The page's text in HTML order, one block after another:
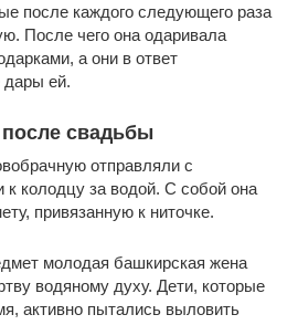
после каждого следующего раза
После чего она одаривала
а они в ответ
ей.
свадьбы
отправляли с
колодцу за водой. С собой она
привязанную к ниточке.
молодая башкирская жена
водяному духу. Дети, которые
активно пытались выловить